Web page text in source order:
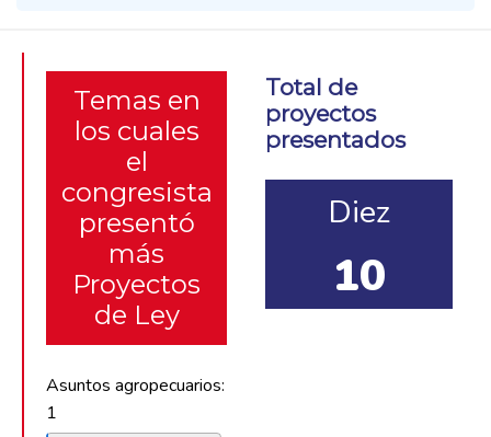
Temas en
los cuales
el
congresista
presentó
más
Proyectos
de Ley
Asuntos agropecuarios:
1
Total de
proyectos
presentados
Diez
10